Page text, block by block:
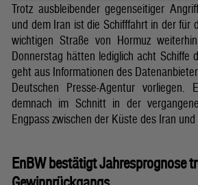
Trotz ausbleibender gegenseitiger
und dem Iran ist die Schifffahrt in der für
wichtigen Straße von Hormuz
Donnerstag hätten lediglich acht Schiffe
geht aus Informationen des
Deutschen Presse-Agentur vorliegen.
demnach im Schnitt in der
Engpass zwischen der Küste des Iran und
EnBW bestätigt Jahresprognose